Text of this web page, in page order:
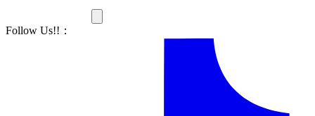
Follow Us!! ：